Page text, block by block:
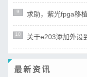
9 求助，紫光fpga移
10 关于e203添加外设
最新资讯